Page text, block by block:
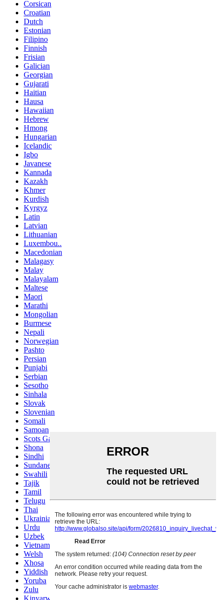
Corsican
Croatian
Dutch
Estonian
Filipino
Finnish
Frisian
Galician
Georgian
Gujarati
Haitian
Hausa
Hawaiian
Hebrew
Hmong
Hungarian
Icelandic
Igbo
Javanese
Kannada
Kazakh
Khmer
Kurdish
Kyrgyz
Latin
Latvian
Lithuanian
Luxembou..
Macedonian
Malagasy
Malay
Malayalam
Maltese
Maori
Marathi
Mongolian
Burmese
Nepali
Norwegian
Pashto
Persian
Punjabi
Serbian
Sesotho
Sinhala
Slovak
Slovenian
Somali
Samoan
Scots Gaelic
Shona
Sindhi
Sundanese
Swahili
Tajik
Tamil
Telugu
Thai
Ukrainian
Urdu
Uzbek
Vietnamese
Welsh
Xhosa
Yiddish
Yoruba
Zulu